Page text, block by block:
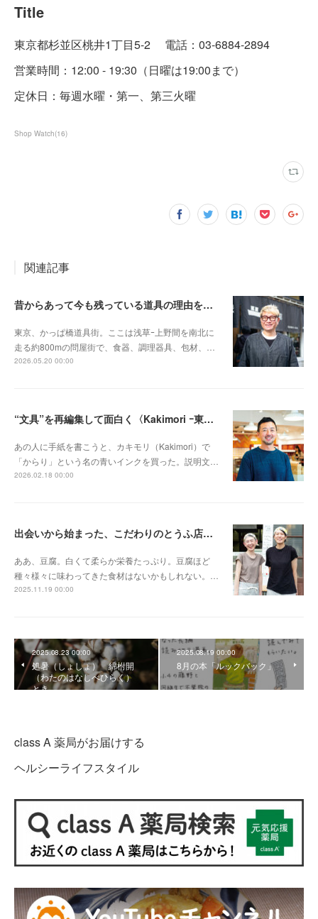
Title
東京都杉並区桃井1丁目5-2 電話：03-6884-2894
営業時間：12:00 - 19:30（日曜は19:00まで）
定休日：毎週水曜・第一、第三火曜
Shop Watch(16)
関連記事
昔からあって今も残っている道具の理由を伝えたい〈釜浅商店 ｰ浅草・かっぱ橋道具街ｰ〉
東京、かっぱ橋道具街。ここは浅草ｰ上野間を南北に
走る約800mの問屋街で、食器、調理器具、包材、…
2026.05.20 00:00
“文具”を再編集して面白く〈Kakimori ｰ東京・蔵前ｰ〉
あの人に手紙を書こうと、カキモリ（Kakimori）で
「からり」という名の青いインクを買った。説明文…
2026.02.18 00:00
出会いから始まった、こだわりのとうふ店〈まめなとうふ店〉
ああ、豆腐。白くて柔らか栄養たっぷり。豆腐ほど
種々様々に味わってきた食材はないかもしれない。…
2025.11.19 00:00
2025.08.23 00:00
処暑（しょしょ） 綿柎開
（わたのはなしべひらく）
とき
2025.08.19 00:00
8月の本「ルックバック」
class A 薬局がお届けする
ヘルシーライフスタイル